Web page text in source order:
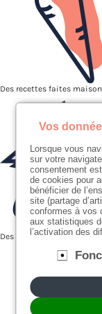
Des recettes faites
Des producteurs proches
Vos
Lorsque vous
sur votre
consentement
de cookies pour
bénéficier de
site (partage
conformes à vos
aux statistiques
l’activation des